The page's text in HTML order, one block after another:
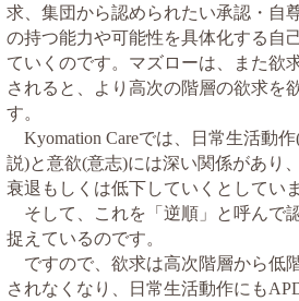
求、集団から認められたい承認・自
の持つ能力や可能性を具体化する自
ていくのです。マズローは、また欲
されると、より高次の階層の欲求を
す。
Kyomation Careでは、日常生活動作
説)と意欲(意志)には深い関係があり
衰退もしくは低下していくとしていま
そして、これを「逆順」と呼んで
捉えているのです。
ですので、欲求は高次階層から低
されなくなり、日常生活動作にも